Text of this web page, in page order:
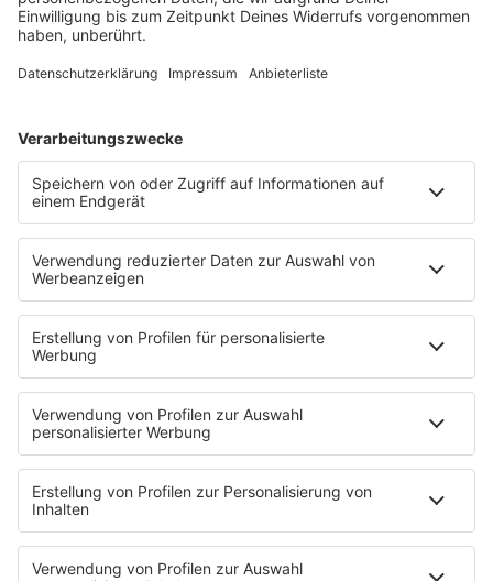
lassen und das Fleisch von Haut und Knochen
lösen. Hähnchenfleisch in kleine Stücke
schneiden. Brühe durch ein Sieb passieren und
und schräg halbieren. Pilze putzen und eventuell
das Mehl darüber stäuben und kurz andünsten.
Nach und nach unter ständigem Rühren die Brühe
und den Weißwein dazugeben. Zuckerschoten und
Pilze dazugeben, 3-4 Minuten kochen. Erbsen und
Hähnchenfleisch dazugeben und die Sauce einmal
kurz aufkochen lassen.
Eigelbe und Sahne verquirlen. Den Topf vom Herd
nehmen und die Eisahne in die heiße Sauce
einrühren. Nochmals erwärmen aber nicht mehr
kochen lassen. Kapern dazugeben und das
Frikassee mit Salz, Pfeffer und Zitronensaft
abschmecken.
Anzeige